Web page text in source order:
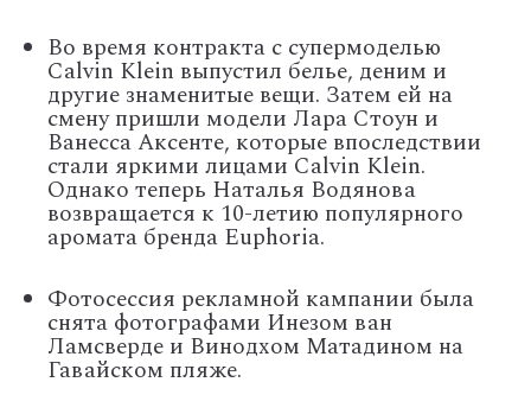
Во время контракта с супермоделью
Calvin Klein выпустил белье, деним и
другие знаменитые вещи. Затем ей на
смену пришли модели Лара Стоун и
Ванесса Аксенте, которые впоследствии
стали яркими лицами Calvin Klein.
Однако теперь Наталья Водянова
возвращается к 10-летию популярного
аромата бренда Euphoria.
Фотосессия рекламной кампании была
снята фотографами Инезом ван
Ламсверде и Винодхом Матадином на
Гавайском пляже.